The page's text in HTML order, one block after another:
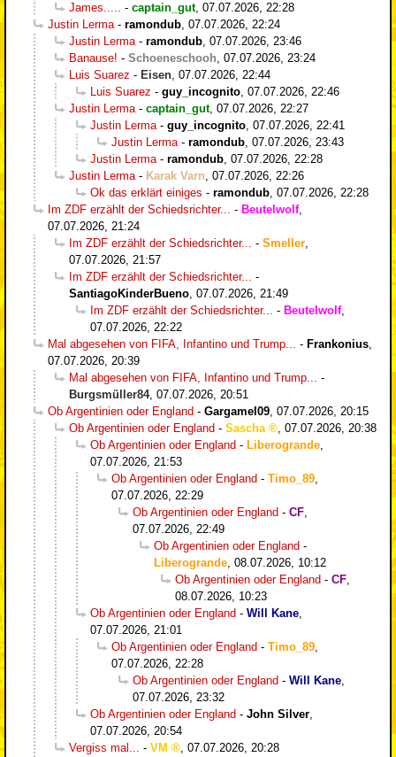
James..... - captain_gut, 07.07.2026, 22:28
Justin Lerma- ramondub, 07.07.2026, 22:24
Justin Lerma- ramondub, 07.07.2026, 23:46
Banause! - Schoeneschooh, 07.07.2026, 23:24
Luis Suarez - Eisen, 07.07.2026, 22:44
Luis Suarez - guy_incognito, 07.07.2026, 22:46
Justin Lerma- captain_gut, 07.07.2026, 22:27
Justin Lerma- guy_incognito, 07.07.2026, 22:41
Justin Lerma- ramondub, 07.07.2026, 23:43
Justin Lerma- ramondub, 07.07.2026, 22:28
Justin Lerma- Karak Varn, 07.07.2026, 22:26
Ok das erklärt einiges - ramondub, 07.07.2026, 22:28
Im ZDF erzählt der Schiedsrichter... - Beutelwolf,
07.07.2026, 21:24
Im ZDF erzählt der Schiedsrichter... - Smeller,
07.07.2026, 21:57
Im ZDF erzählt der Schiedsrichter... -
SantiagoKinderBueno, 07.07.2026, 21:49
Im ZDF erzählt der Schiedsrichter... - Beutelwolf,
07.07.2026, 22:22
Mal abgesehen von FIFA, Infantino und Trump... - Frankonius,
07.07.2026, 20:39
Mal abgesehen von FIFA, Infantino und Trump... -
Burgsmüller84, 07.07.2026, 20:51
Ob Argentinien oder England - Gargamel09, 07.07.2026, 20:15
Ob Argentinien oder England - Sascha , 07.07.2026, 20:38
Ob Argentinien oder England - Liberogrande,
07.07.2026, 21:53
Ob Argentinien oder England - Timo_89,
07.07.2026, 22:29
Ob Argentinien oder England - CF,
07.07.2026, 22:49
Ob Argentinien oder England -
Liberogrande, 08.07.2026, 10:12
Ob Argentinien oder England - CF,
08.07.2026, 10:23
Ob Argentinien oder England - Will Kane,
07.07.2026, 21:01
Ob Argentinien oder England - Timo_89,
07.07.2026, 22:28
Ob Argentinien oder England - Will Kane,
07.07.2026, 23:32
Ob Argentinien oder England - John Silver,
07.07.2026, 20:54
Vergiss mal... - VM , 07.07.2026, 20:28